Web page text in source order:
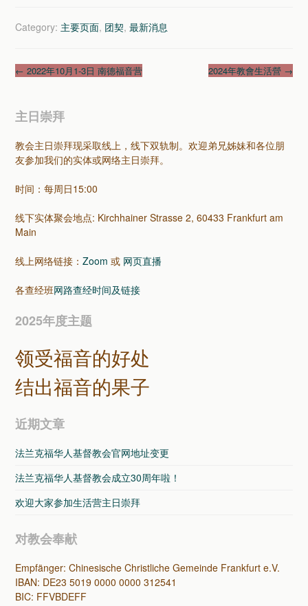
Category: 主要页面, 团契,最新消息
Post
navigation
← 2022年10月1-3日 南德福音营 2024年教會生活營 →
主日崇拜
教会主日崇拜现采取线上，线下双轨制。欢迎弟兄姊妹和各位朋
友参加我们的实体或网络主日崇拜。
时间：每周日15:00
线下实体聚会地点: Kirchhainer Strasse 2, 60433 Frankfurt am
Main
线上网络链接：Zoom 或 网页直播
各查经班网路查经时间及链接
2025年度主题
领受福音的好处
结出福音的果子
近期文章
法兰克福华人基督教会官网地址变更
法兰克福华人基督教会成立30周年啦！
欢迎大家参加生活营主日崇拜
对教会奉献
Empfänger: Chinesische Christliche Gemeinde Frankfurt e.V.
IBAN: DE23 5019 0000 0000 312541
BIC: FFVBDEFF